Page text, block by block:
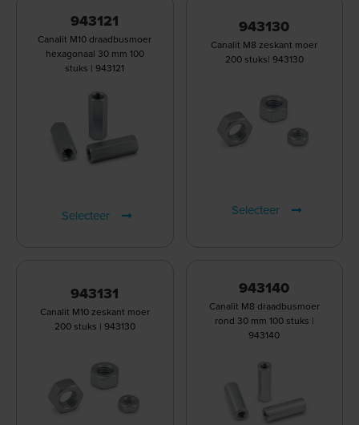
943121
Canalit M10 draadbusmoer
hexagonaal 30 mm 100
stuks | 943121
Selecteer
943130
Canalit M8 zeskant moer
200 stuks| 943130
Selecteer
943131
Canalit M10 zeskant moer
200 stuks | 943130
943140
Canalit M8 draadbusmoer
rond 30 mm 100 stuks |
943140